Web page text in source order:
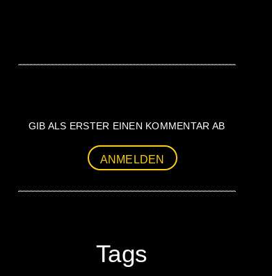
GIB ALS ERSTER EINEN KOMMENTAR AB
ANMELDEN
Tags